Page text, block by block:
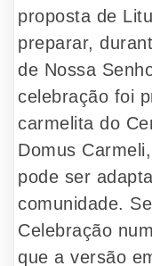
proposta de
preparar,
de Nossa
celebração foi
carmelita do
Domus
pode ser
comunidade.
Celebração
que a versão